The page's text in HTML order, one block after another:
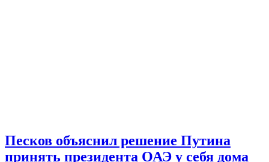
Песков объяснил решение Путина
принять президента ОАЭ у себя дома